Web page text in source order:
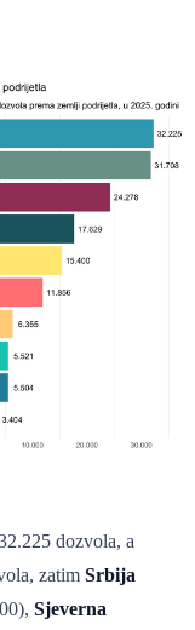
dozvola, a
zatim Srbija
Sjeverna